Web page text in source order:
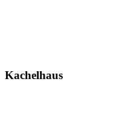
Kachelhaus